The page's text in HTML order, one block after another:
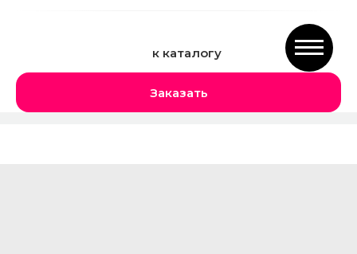
к каталогу
Заказать